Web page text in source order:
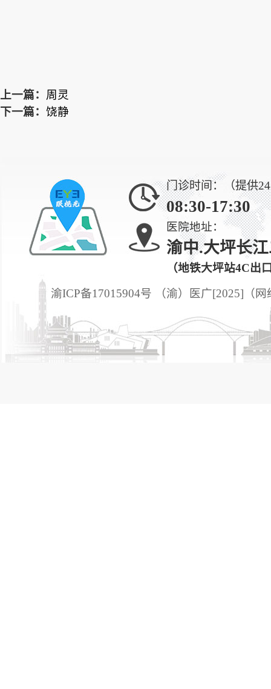
上一篇： 周灵
下一篇： 饶静
门诊时间：（提供
08:30-17:30
医院地址：
渝中.大坪长
（地铁大坪站4C出
渝ICP备17015904号 （渝）医广[2025]（网